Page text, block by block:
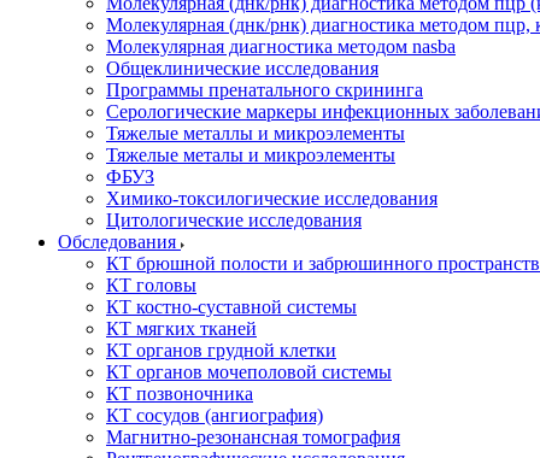
Молекулярная (днк/рнк) диагностика методом пцр,
Молекулярная диагностика методом nasba
Общеклинические исследования
Программы пренатального скрининга
Серологические маркеры инфекционных
Тяжелые металлы и микроэлементы
Тяжелые металы и микроэлементы
ФБУЗ
Химико-токсилогические исследования
Цитологические исследования
Обследования
КТ брюшной полости и забрюшинного
КТ головы
КТ костно-суставной системы
КТ мягких тканей
КТ органов грудной клетки
КТ органов мочеполовой системы
КТ позвоночника
КТ сосудов (ангиография)
Магнитно-резонансная томография